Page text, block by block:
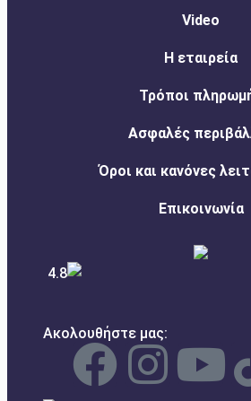
4.8
Video
Η εταιρεία
Τρόποι
Ασφαλές
Όροι και κανόνες
Επικοινωνία
Ακολουθήστε μας: